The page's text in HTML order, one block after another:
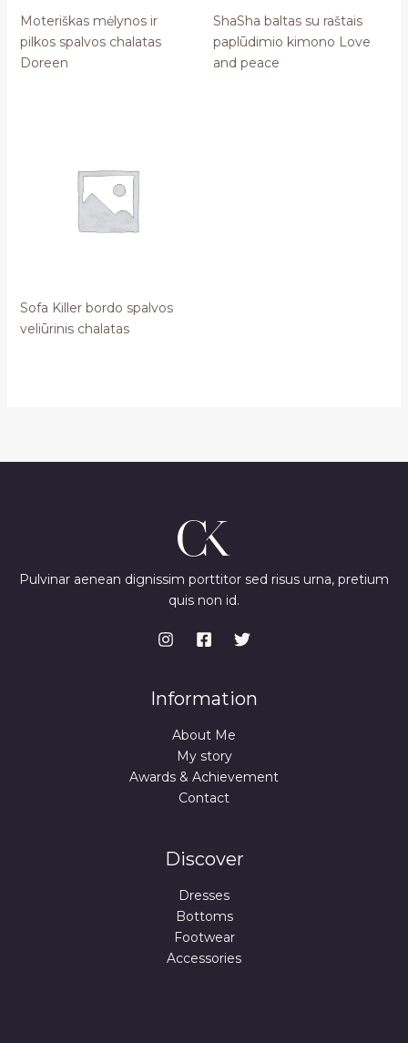
Moteriškas mėlynos ir
pilkos spalvos chalatas
Doreen
ShaSha baltas su raštais
paplūdimio kimono Love
and peace
Sofa Killer bordo spalvos
veliūrinis chalatas
Pulvinar aenean dignissim porttitor sed risus urna, pretium
quis non id.
Information
About Me
My story
Awards & Achievement
Contact
Discover
Dresses
Bottoms
Footwear
Accessories